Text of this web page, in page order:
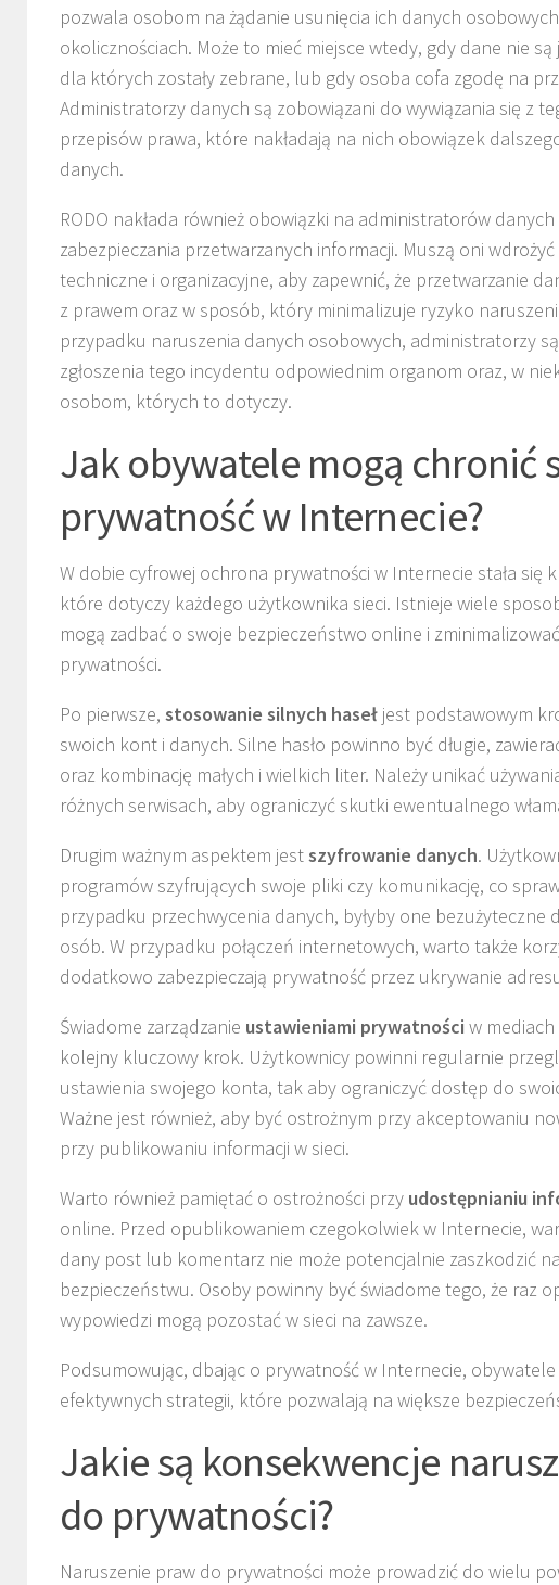
pozwala osobom na żądanie usunięcia ich danych
okolicznościach. Może to mieć miejsce wtedy, gdy dane nie
dla których zostały zebrane, lub gdy osoba cofa zgodę na
Administratorzy danych są zobowiązani do wywiązania się z
przepisów prawa, które nakładają na nich obowiązek
danych.
RODO nakłada również obowiązki na administratorów danych
zabezpieczania przetwarzanych informacji. Muszą oni
techniczne i organizacyjne, aby zapewnić, że przetwarzanie
z prawem oraz w sposób, który minimalizuje ryzyko
przypadku naruszenia danych osobowych, administratorzy
zgłoszenia tego incydentu odpowiednim organom oraz, w
osobom, których to dotyczy.
Jak obywatele mogą chronić
prywatność w Internecie?
W dobie cyfrowej ochrona prywatności w Internecie stała się
które dotyczy każdego użytkownika sieci. Istnieje wiele
mogą zadbać o swoje bezpieczeństwo online i
prywatności.
Po pierwsze, stosowanie silnych haseł jest podstawowym
swoich kont i danych. Silne hasło powinno być długie,
oraz kombinację małych i wielkich liter. Należy unikać
różnych serwisach, aby ograniczyć skutki ewentualnego
Drugim ważnym aspektem jestszyfrowanie danych.
programów szyfrujących swoje pliki czy komunikację, co
przypadku przechwycenia danych, byłyby one bezużyteczne
osób. W przypadku połączeń internetowych, warto także
dodatkowo zabezpieczają prywatność przez ukrywanie
Świadome zarządzanie ustawieniami prywatności w
kolejny kluczowy krok. Użytkownicy powinni regularnie
ustawienia swojego konta, tak aby ograniczyć dostęp do
Ważne jest również, aby być ostrożnym przy akceptowaniu
przy publikowaniu informacji w sieci.
Warto również pamiętać o ostrożności przy udostępnianiu
online. Przed opublikowaniem czegokolwiek w Internecie,
dany post lub komentarz nie może potencjalnie zaszkodzić
bezpieczeństwu. Osoby powinny być świadome tego, że raz
wypowiedzi mogą pozostać w sieci na zawsze.
Podsumowując, dbając o prywatność w Internecie,
efektywnych strategii, które pozwalają na większe
Jakie są konsekwencje
do prywatności?
Naruszenie praw do prywatności może prowadzić do wielu